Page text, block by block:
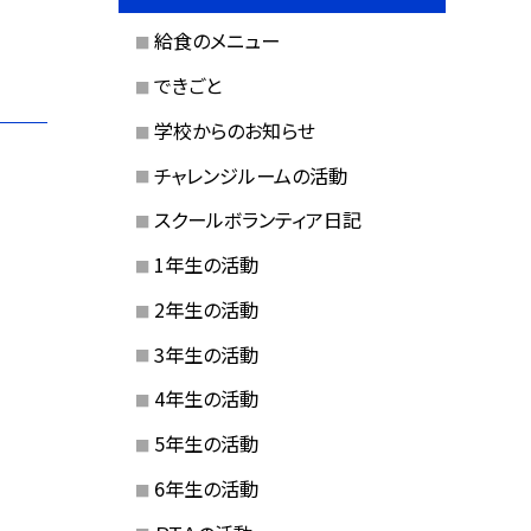
給食のメニュー
できごと
学校からのお知らせ
チャレンジルームの活動
スクールボランティア日記
1年生の活動
2年生の活動
3年生の活動
4年生の活動
5年生の活動
6年生の活動